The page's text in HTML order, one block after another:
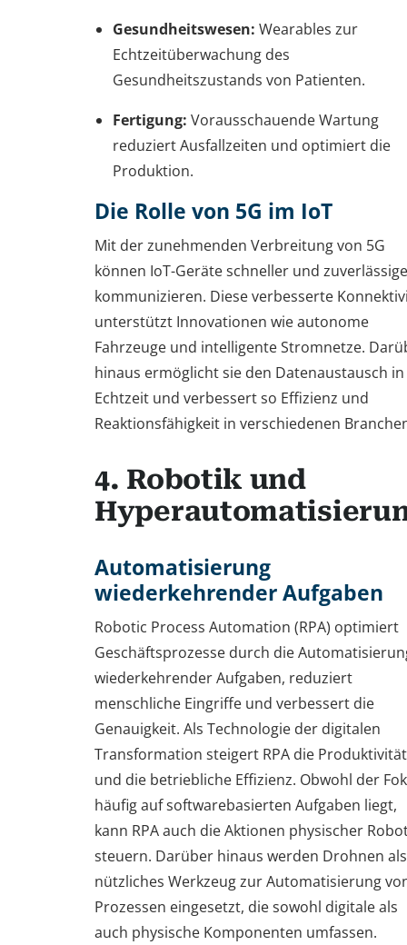
Gesundheitswesen: Wearables zur
Echtzeitüberwachung des
Gesundheitszustands von Patienten.
Fertigung: Vorausschauende Wartung
reduziert Ausfallzeiten und optimiert die
Produktion.
Die Rolle von 5G im IoT
Mit der zunehmenden Verbreitung von 5G
können IoT-Geräte schneller und
kommunizieren. Diese verbesserte
unterstützt Innovationen wie autonome
Fahrzeuge und intelligente Stromnetze.
hinaus ermöglicht sie den Datenaustausch in
Echtzeit und verbessert so Effizienz und
Reaktionsfähigkeit in verschiedenen
4. Robotik und
Automatisierung
wiederkehrender Aufgaben
Robotic Process Automation (RPA) optimiert
Geschäftsprozesse durch die
wiederkehrender Aufgaben, reduziert
menschliche Eingriffe und verbessert die
Genauigkeit. Als Technologie der digitalen
Transformation steigert RPA die Produktivität
und die betriebliche Effizienz. Obwohl der
häufig auf softwarebasierten Aufgaben liegt,
kann RPA auch die Aktionen physischer
steuern. Darüber hinaus werden Drohnen als
nützliches Werkzeug zur Automatisierung
Prozessen eingesetzt, die sowohl digitale als
auch physische Komponenten umfassen.